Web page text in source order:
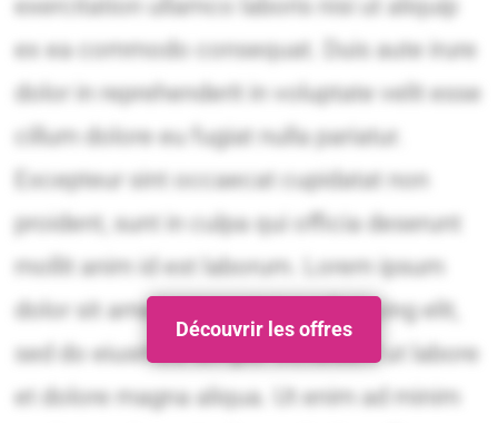
Découvrir les offres